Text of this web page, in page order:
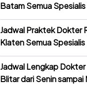
Batam Semua Spesialis
Jadwal Praktek Dokter
Klaten Semua Spesialis
Jadwal Lengkap
Blitar dari Senin sampai